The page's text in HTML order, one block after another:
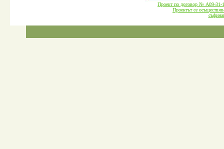
Проект по договор № А09-
Проектът се